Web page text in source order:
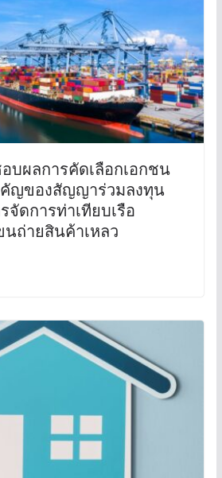
บผลการคัดเลือกเอกชน
คัญของสัญญาร่วมลงทุน
จัดการท่าเทียบเรือ
ถ่ายสินค้าเหลว